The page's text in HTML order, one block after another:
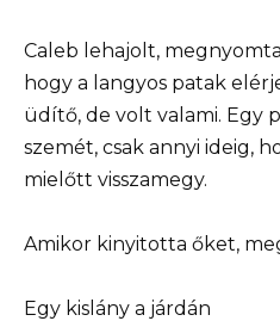
Caleb lehajolt,
hogy a langyos patak
üdítő, de volt valami. Egy
szemét, csak annyi ideig,
mielőtt visszamegy.
Amikor kinyitotta őket,
Egy kislány a járdán